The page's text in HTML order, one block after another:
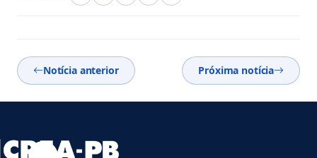
Notícia anterior Próxima notícia